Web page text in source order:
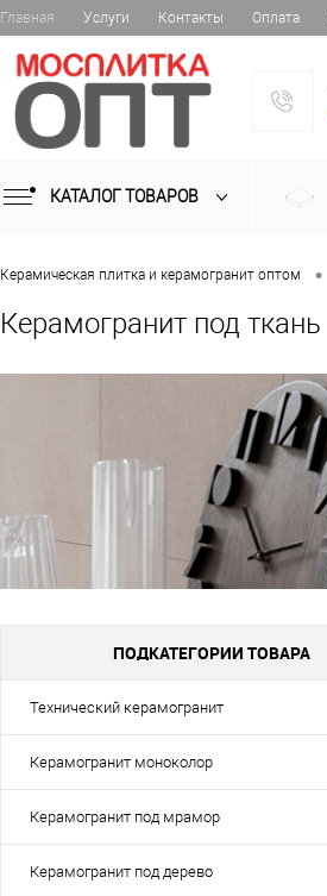
Главная Услуги Контакты Оплата
КАТАЛОГ ТОВАРОВ
Керамическая плитка и керамогранит оптом •
Керамогранит под ткань
ПОДКАТЕГОРИИ ТОВАРА
Технический керамогранит
Керамогранит моноколор
Керамогранит под мрамор
Керамогранит под дерево